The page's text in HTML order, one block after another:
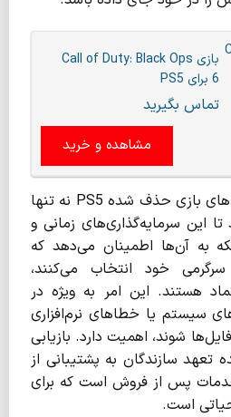
بازی Call of Duty: Black Ops
6 برای PS5
تماس بگیرید
مشاهده و خرید
در حقیقت بازیابی فایل های بازی حذف شده PS5 نه تنها
این سرمایه‌گذاری‌های زمانی و
به آن‌ها اطمینان می‌دهد که
خود انتخاب می‌کنند،
هستند. این امر به ویژه در
سیستم یا خطاهای نرم‌افزاری
شوند، اهمیت دارد. بازیابی
تعهد سازندگان به پشتیبانی از
پس از فروش است که برای
است.